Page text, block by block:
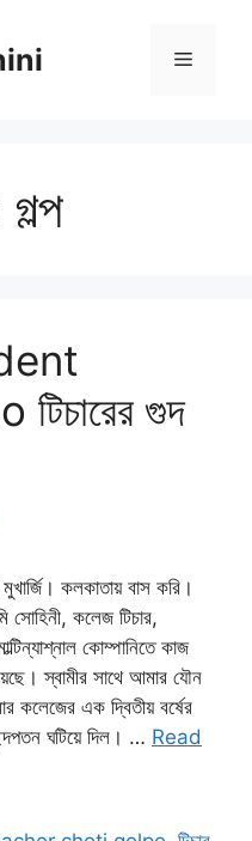
Menu
গুদ
কলকাতায় বাস করি।
কলেজ টিচার,
কোম্পানিতে কাজ
স্বামীর সাথে আমার যৌন
কলেজের এক দ্বিতীয় বর্ষের
ঘটিয়ে দিল। … Read